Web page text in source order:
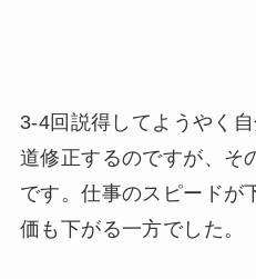
3-4回説得してようやく
道修正するのですが、そ
です。仕事のスピードが
価も下がる一方でした。